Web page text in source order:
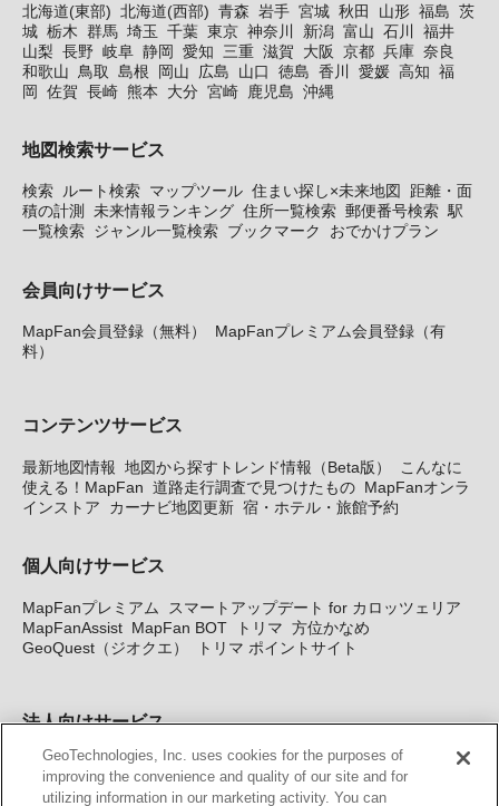
北海道(東部) 北海道(西部) 青森 岩手 宮城 秋田 山形 福島 茨
城 栃木 群馬 埼玉 千葉 東京 神奈川 新潟 富山 石川
福井
山梨 長野 岐阜 静岡 愛知 三重 滋賀 大阪 京都 兵庫 奈良
和歌山
鳥取 島根 岡山 広島 山口 徳島 香川 愛媛 高知 福
岡 佐賀 長崎 熊本 大分 宮崎 鹿児島 沖縄
地図検索サービス
検索 ルート検索 マップツール 住まい探し×未来地図
距離・面
積の計測
未来情報ランキング 住所一覧検索 郵便番号検索 駅
一覧検索 ジャンル一覧検索 ブックマーク おでかけプラン
会員向けサービス
MapFan会員登録（無料）
MapFanプレミアム会員登録（有
料）
コンテンツサービス
最新地図情報 地図から探すトレンド情報（Beta版）
こんなに
使える！MapFan 道路走行調査で見つけたもの MapFanオンラ
インストア
カーナビ地図更新 宿・ホテル・旅館予約
個人向けサービス
MapFanプレミアム
スマートアップデート for カロッツェリア
MapFanAssist MapFan BOT トリマ 方位かなめ
GeoQuest（ジオクエ）
トリマ ポイントサイト
法人向けサービス
法人向け地図・位置情報サービス WEBサイト・システム向け地
図API Windows PC向け地図開発キット MapFan DB 住所確認
GeoTechnologies, Inc. uses cookies for the purposes of
improving the convenience and quality of our site and for
utilizing information in our marketing activity. You can